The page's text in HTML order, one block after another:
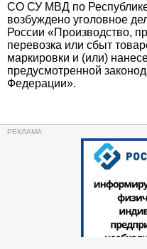
СО СУ МВД по
возбуждено уголовное
России «Производство,
перевозка или сбыт
маркировки и (или)
предусмотренной
Федерации».